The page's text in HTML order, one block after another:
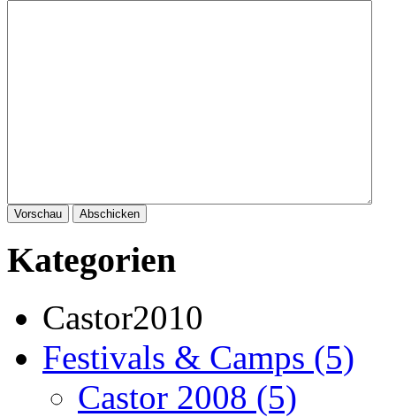
Kategorien
Castor2010
Festivals & Camps (5)
Castor 2008 (5)